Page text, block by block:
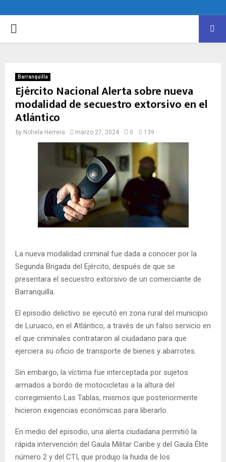
PRIMARY
Barranquilla
Ejército Nacional Alerta sobre nueva
modalidad de secuestro extorsivo en el
Atlántico
by Nohela Herrera marzo 27, 2024 0 139
La nueva modalidad criminal fue dada a conocer por la
Segunda Brigada del Ejército, después de que se
presentara el secuestro extorsivo de un comerciante de
Barranquilla.
El episodio delictivo se ejecutó en zona rural del municipio
de Luruaco, en el Atlántico, a través de un falso servicio en
el que criminales contrataron al ciudadano para que
ejerciera su oficio de transporte de bienes y abarrotes.
Sin embargo, la víctima fue interceptada por sujetos
armados a bordo de motocicletas a la altura del
corregimiento Las Tablas, mismos que posteriormente
hicieron exigencias económicas para liberarlo.
En medio del episodio, una alerta ciudadana permitió la
rápida intervención del Gaula Militar Caribe y del Gaula Élite
número 2 y del CTI, que produjo la huida de los